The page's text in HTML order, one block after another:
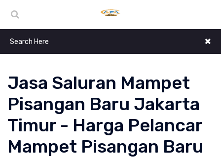
Jasa Saluran Mampet
Pisangan Baru Jakarta
Timur - Harga Pelancar
Mampet Pisangan Baru